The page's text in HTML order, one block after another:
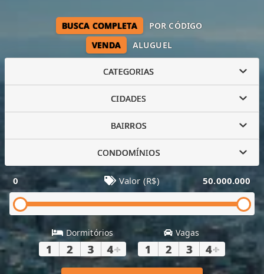
VENDA ALUGUEL
BUSCA COMPLETA POR CÓDIGO
CATEGORIAS
CIDADES
BAIRROS
CONDOMÍNIOS
0 Valor (R$) 50.000.000
Dormitórios
1 2 3 4+
Vagas
1 2 3 4+